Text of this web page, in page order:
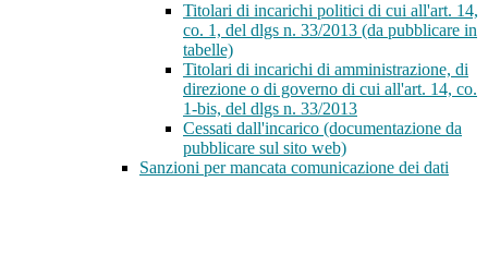
Titolari di incarichi politici di cui all'art. 14,
co. 1, del dlgs n. 33/2013 (da pubblicare in
tabelle)
Titolari di incarichi di amministrazione, di
direzione o di governo di cui all'art. 14, co.
1-bis, del dlgs n. 33/2013
Cessati dall'incarico (documentazione da
pubblicare sul sito web)
Sanzioni per mancata comunicazione dei dati